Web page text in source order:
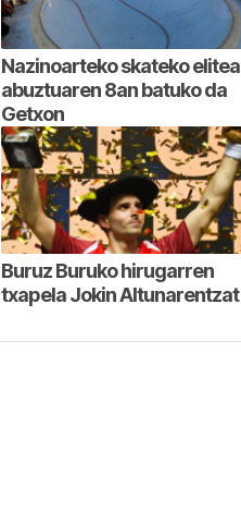
Nazinoarteko skateko elitea
abuztuaren 8an batuko da
Getxon
Buruz Buruko hirugarren
txapela Jokin Altunarentzat